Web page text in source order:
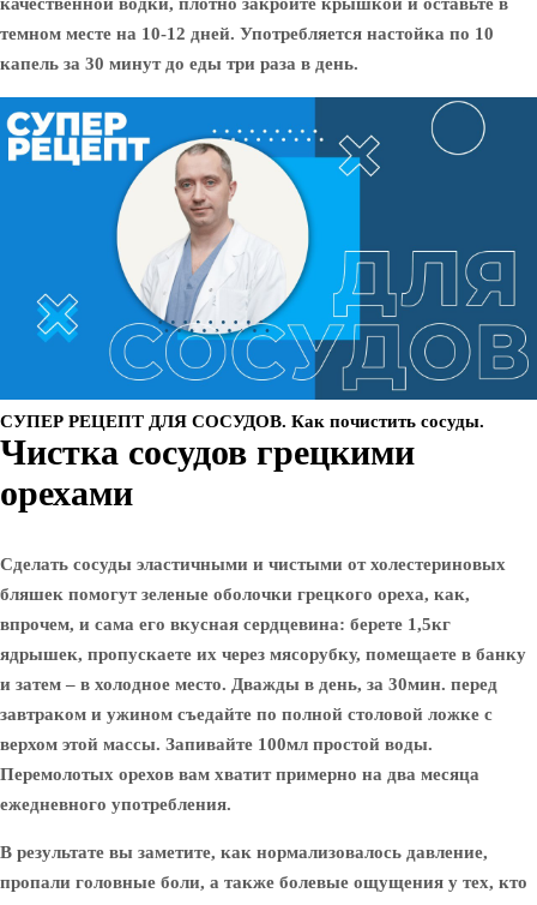
темном месте на 10-12 дней. Употребляется настойка по 10
капель за 30 минут до еды три раза в день.
СУПЕР РЕЦЕПТ ДЛЯ СОСУДОВ. Как почистить сосуды.
Чистка сосудов грецкими
орехами
Сделать сосуды эластичными и чистыми от холестериновых
бляшек помогут зеленые оболочки грецкого ореха, как,
впрочем, и сама его вкусная сердцевина: берете 1,5кг
ядрышек, пропускаете их через мясорубку, помещаете в банку
и затем – в холодное место. Дважды в день, за 30мин. перед
завтраком и ужином съедайте по полной столовой ложке с
верхом этой массы. Запивайте 100мл простой воды.
Перемолотых орехов вам хватит примерно на два месяца
ежедневного употребления.
В результате вы заметите, как нормализовалось давление,
пропали головные боли, а также болевые ощущения у тех, кто